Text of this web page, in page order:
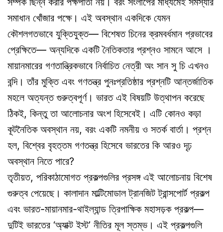
সমাধান খোঁজার পক্ষে। এই অবস্থান একদিকে যেমন
কৌশলগতভাবে যুক্তিযুক্ত— বিশেষত চিনের ক্রমবর্ধমান প্রভাবের
প্রেক্ষিতে— অন্যদিকে একটি নৈতিকতার প্রশ্নও সামনে আসে ।
মায়ানমারের গণতান্ত্রিকভাবে নির্বাচিত নেত্রী অং সান সু চি এখনও
বন্দি। তাঁর মুক্তি এবং গণতন্ত্র পুনঃপ্রতিষ্ঠার প্রশ্নটি আন্তর্জাতিক
মহলে অত্যন্ত গুরুত্বপূর্ণ। ভারত এই বিষয়টি উত্থাপন করেছে
ঠিকই, কিন্তু তা আলোচনার অংশ হিসেবেই। এটি কোনও কড়া
কূটনৈতিক অবস্থান নয়, বরং একটি নমনীয় ও সতর্ক বার্তা। প্রশ্ন
হল, বিশ্বের বৃহত্তম গণতন্ত্র হিসেবে ভারতের কি আরও দৃঢ়
অবস্থান নিতে পারে?
তৃতীয়ত, পরিকাঠামোগত প্রকল্পগুলির প্রসঙ্গ এই আলোচনায় বিশেষ
গুরুত্ব পেয়েছে। কালাদান মাল্টিমোডাল ট্রানজিট ট্রান্সপোর্ট প্রকল্প
এবং ভারত-মায়ানমার-থাইল্যান্ড ত্রিপাক্ষিক মহাসড়ক প্রকল্প—
দুটিই ভারতের ‘অ্যাক্ট ইস্ট’ নীতির মূল স্তম্ভ। এই প্রকল্পগুলি